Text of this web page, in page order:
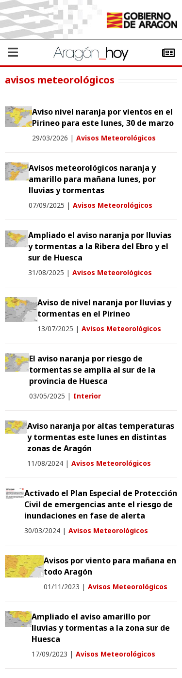
avisos meteorológicos
Aviso nivel naranja por vientos en el
Pirineo para este lunes, 30 de marzo
29/03/2026 | Avisos Meteorológicos
Avisos meteorológicos naranja y
amarillo para mañana lunes, por
lluvias y tormentas
07/09/2025 | Avisos Meteorológicos
Ampliado el aviso naranja por lluvias
y tormentas a la Ribera del Ebro y el
sur de Huesca
31/08/2025 | Avisos Meteorológicos
Aviso de nivel naranja por lluvias y
tormentas en el Pirineo
13/07/2025 | Avisos Meteorológicos
El aviso naranja por riesgo de
tormentas se amplia al sur de la
provincia de Huesca
03/05/2025 | Interior
Aviso naranja por altas temperaturas
y tormentas este lunes en distintas
zonas de Aragón
11/08/2024 | Avisos Meteorológicos
Activado el Plan Especial de Protección
Civil de emergencias ante el riesgo de
inundaciones en fase de alerta
30/03/2024 | Avisos Meteorológicos
Avisos por viento para mañana en
todo Aragón
01/11/2023 | Avisos Meteorológicos
Ampliado el aviso amarillo por
lluvias y tormentas a la zona sur de
Huesca
17/09/2023 | Avisos Meteorológicos